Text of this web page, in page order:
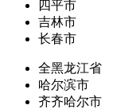
四平市
吉林市
长春市
全黑龙江省
哈尔滨市
齐齐哈尔市